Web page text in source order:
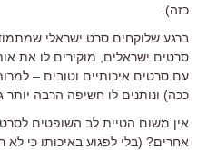
כזה).
ברגע שלוקחים סרט ישראלי
סרטים ישראלים, מוקירים לו את
עם סרטים איכותיים וטובים –
ככה) ונותנים לו חשיפה הרבה יותר
אין משום הטיית לב השופטים
אחרים? (בלי לפגוע באיכותו כי לא